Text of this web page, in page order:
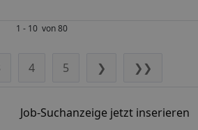
1 - 10 von 80
4 5 ❯ ❯❯
Job-Suchanzeige jetzt inserieren